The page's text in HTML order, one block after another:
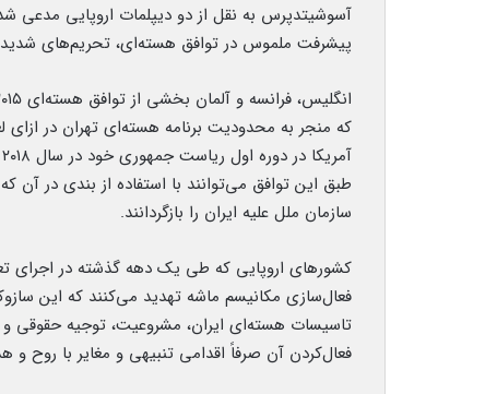
آسوشیتدپرس به نقل از دو دیپلمات اروپایی مدعی
پیشرفت ملموس در توافق هسته‌ای، تحریم‌های شدید
که منجر به محدودیت برنامه هسته‌ای تهران در ازای
طبق این توافق می‌توانند با استفاده از بندی در
سازمان ملل علیه ایران را بازگردانند.
کشورهای اروپایی که طی یک دهه گذشته در اجرای
فعال‌سازی مکانیسم ماشه تهدید می‌کنند که این
تاسیسات هسته‌ای ایران، مشروعیت، توجیه حقوقی
فعال‌کردن آن صرفاً اقدامی تنبیهی و مغایر با روح